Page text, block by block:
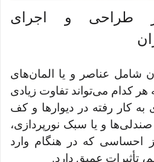
طراحی و اجرای
شامل عناصر و یا المان‌های
کدام می‌تواند تفاوت زیادی
به کار رفته در دیوارها و کف
و یا سبک نورپردازی،
احساسی که در هنگام وارد
عمیق دارد.